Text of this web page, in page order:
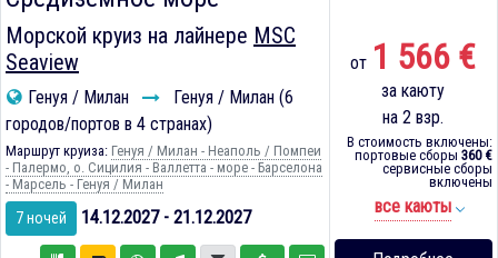
Морской круиз на лайнере MSC
Seaview
Генуя / Милан
Генуя / Милан (6
городов/портов в 4 странах)
Маршрут круиза: Генуя / Милан - Неаполь / Помпеи
- Палермо, о. Сицилия - Валлетта - море - Барселона
- Марсель - Генуя / Милан
7 ночей 14.12.2027 - 21.12.2027
от 1 566 €
за каюту
на 2 взр.
В стоимость включены:
портовые сборы 360 €
сервисные сборы
включены
все каюты